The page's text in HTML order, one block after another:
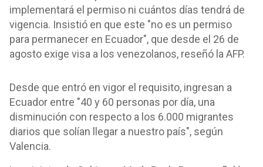
implementará el permiso ni cuántos días tendrá de
vigencia. Insistió en que este "no es un permiso
para permanecer en Ecuador", que desde el 26 de
agosto exige visa a los venezolanos, reseñó la AFP.
Desde que entró en vigor el requisito, ingresan a
Ecuador entre "40 y 60 personas por día, una
disminución con respecto a los 6.000 migrantes
diarios que solían llegar a nuestro país", según
Valencia.